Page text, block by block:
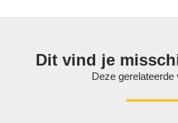
Dit vind je
Deze gerelateerde